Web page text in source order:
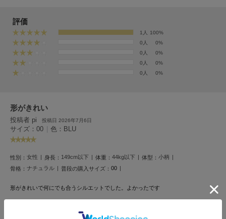
ファーファー
gelato pique
ジェラート ピケ
gelato pique Sleep
ジェラート ピケ スリープ
グラミチ
へノン
評価
1人
100%
0人
0%
0人
0%
0人
0%
0人
0%
形がきれい
投稿者 pi 投稿日 2026年7月6日
サイズ：00 | 色：BLU
性別： 女性 身長： 149cm以下 体重： 44kg以下 体型： 小柄
骨格： ナチュラル 普段の購入サイズ： 00
形がきれいで何にでも合うシルエットでした。よかったです